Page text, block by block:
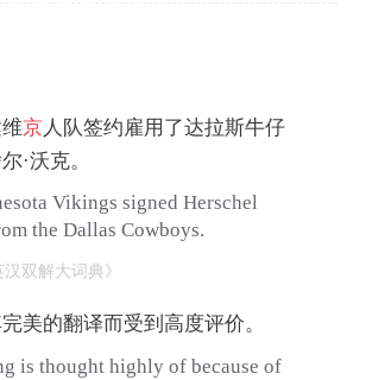
京 人队签约雇用了达拉斯牛仔
·沃克。
Vikings signed Herschel
the Dallas Cowboys.
汉双解大词典》
美的翻译而受到高度评价。
is thought highly of because of